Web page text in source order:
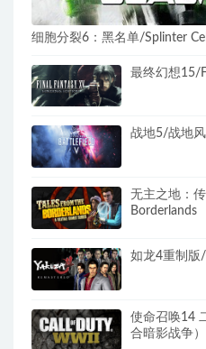
细胞分裂6：黑名单/Splinter
最终幻想15/
战地5/战地
无主之地：
Borderlands
如龙4重制版/
使命召唤14
合暗影战争）